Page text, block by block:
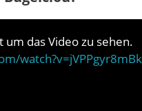
um das Video zu sehen.
watch?v=jVPPgyr8mBk